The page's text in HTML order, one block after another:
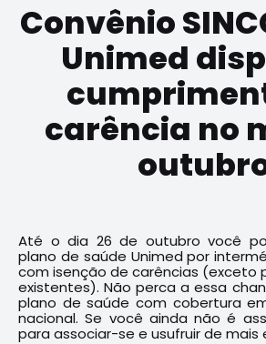
Convênio
Unimed
carência no
Até o dia 26 de outubro você
plano de saúde Unimed por
com isenção de carências (exceto
existentes). Não perca a essa
plano de saúde com cobertura
nacional. Se você ainda não é
para associar-se e usufruir de mais